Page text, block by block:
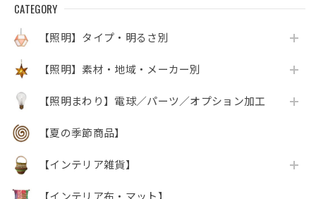
CATEGORY
【照明】タイプ・明るさ別
【照明】素材・地域・メーカー別
【照明まわり】電球／パーツ／オプション加工
【夏の季節商品】
【インテリア雑貨】